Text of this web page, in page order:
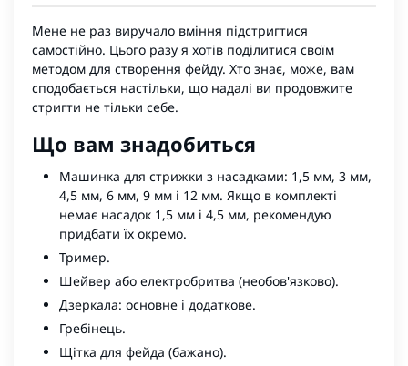
Мене не раз виручало вміння підстригтися
самостійно. Цього разу я хотів поділитися своїм
методом для створення фейду. Хто знає, може, вам
сподобається настільки, що надалі ви продовжите
стригти не тільки себе.
Що вам знадобиться
Машинка для стрижки з насадками: 1,5 мм, 3 мм,
4,5 мм, 6 мм, 9 мм і 12 мм. Якщо в комплекті
немає насадок 1,5 мм і 4,5 мм, рекомендую
придбати їх окремо.
Тример.
Шейвер або електробритва (необов'язково).
Дзеркала: основне і додаткове.
Гребінець.
Щітка для фейда (бажано).